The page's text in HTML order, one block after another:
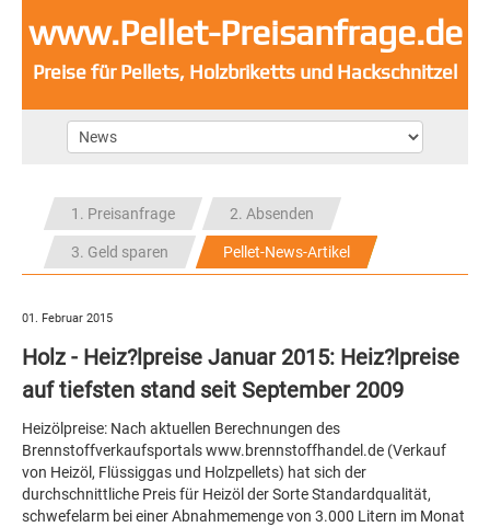
www.Pellet-Preisanfrage.de
Preise für Pellets, Holzbriketts und Hackschnitzel
1. Preisanfrage 2. Absenden
3. Geld sparen Pellet-News-Artikel
01. Februar 2015
Holz - Heiz?lpreise Januar 2015: Heiz?lpreise
auf tiefsten stand seit September 2009
Heizölpreise: Nach aktuellen Berechnungen des
Brennstoffverkaufsportals www.brennstoffhandel.de (Verkauf
von Heizöl, Flüssiggas und Holzpellets) hat sich der
durchschnittliche Preis für Heizöl der Sorte Standardqualität,
schwefelarm bei einer Abnahmemenge von 3.000 Litern im Monat